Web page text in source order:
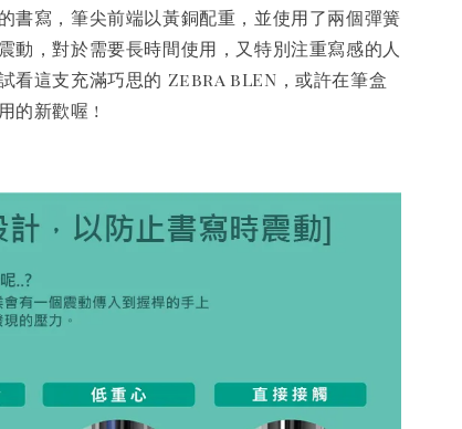
書寫，筆尖前端以黃銅配重，並使用了兩個彈簧
動，對於需要長時間使用，又特別注重寫感的人
看這支充滿巧思的 Zebra bLEN，或許在筆盒
的新歡喔 !